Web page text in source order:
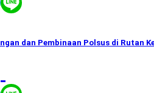
dan Pembinaan Polsus di Rutan